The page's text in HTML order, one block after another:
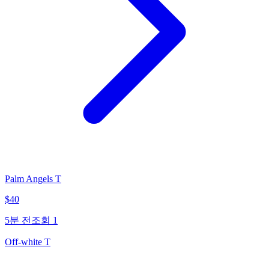
Palm Angels T
$40
5분 전 조회 1
Off-white T